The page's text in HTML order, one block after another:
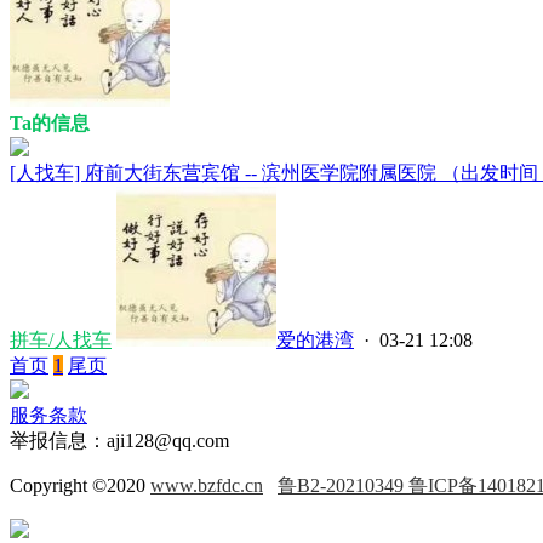
Ta的信息
[人找车] 府前大街东营宾馆 -- 滨州医学院附属医院 （出发时间
拼车/人找车 爱的港湾 · 03-21 12:08
首页 1 尾页
服务条款
举报信息：aji128@qq.com
Copyright ©2020 www.bzfdc.cn 鲁B2-20210349 鲁ICP备